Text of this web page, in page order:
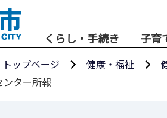
くらし・手続き 子育
トップページ 健康・福祉
ンター所報